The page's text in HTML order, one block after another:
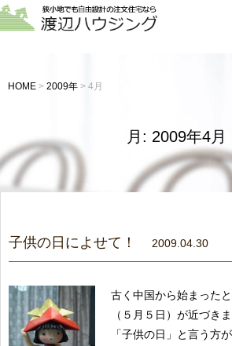
HOME > 2009年 > 4月
月: 2009年4月
子供の日によせて！ 2009.04.30
古く中国から始まった
（５月５日）が近づき
「子供の日」と言う方